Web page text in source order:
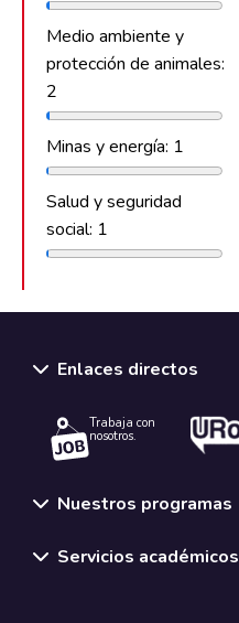
Medio ambiente y
protección de animales:
2
Minas y energía: 1
Salud y seguridad
social: 1
Enlaces directos
Trabaja con
nosotros.
Nuestros programas
Servicios académicos